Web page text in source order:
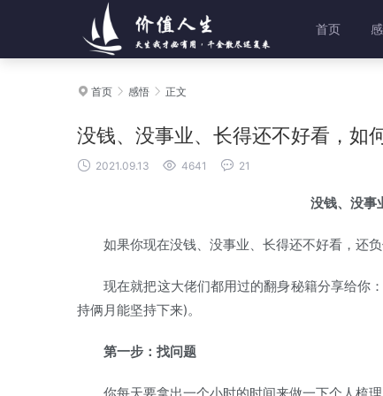
首页
 首页  感悟  正文
没钱、没事业、长得还不好看，如
 2021.09.13  4641  21
没钱、没事
如果你现在没钱、没事业、长得还不好看，还负
现在就把这大佬们都用过的翻身秘籍分享给你：
持俩月能坚持下来)。
第一步：找问题